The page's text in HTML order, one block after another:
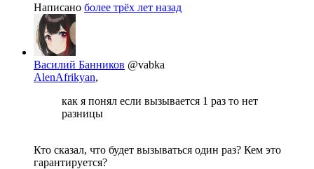
Написано более трёх лет назад
Василий Банников @vabka
AlenAfrikyan,
как я понял если вызывается 1 раз то нет
разницы
Кто сказал, что будет вызываться один раз? Кем это
гарантируется?